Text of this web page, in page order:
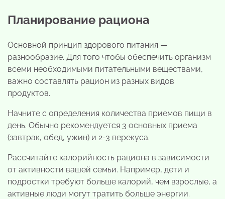
Планирование рациона
Основной принцип здорового питания —
разнообразие. Для того чтобы обеспечить организм
всеми необходимыми питательными веществами,
важно составлять рацион из разных видов
продуктов.
Начните с определения количества приемов пищи в
день. Обычно рекомендуется 3 основных приема
(завтрак, обед, ужин) и 2-3 перекуса.
Рассчитайте калорийность рациона в зависимости
от активности вашей семьи. Например, дети и
подростки требуют больше калорий, чем взрослые, а
активные люди могут тратить больше энергии.